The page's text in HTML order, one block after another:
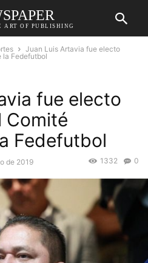
ART OF PUBLISHING
Juan Luis Artavia fue electo
la Fedefutbol
fue electo
Comité
Fedefutbol
de 2019 0
1332